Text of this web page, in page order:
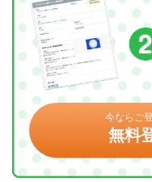
今ならご
無料